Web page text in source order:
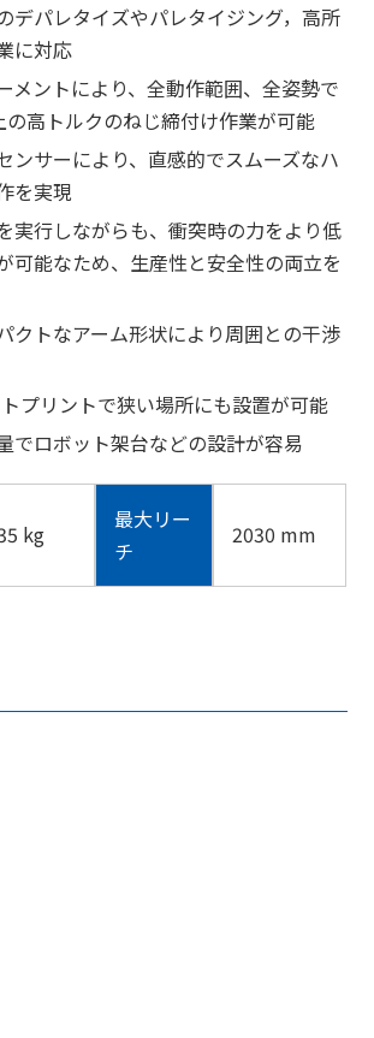
デパレタイズやパレタイジング，高所
に対応
メントにより、全動作範囲、全姿勢で
高トルクのねじ締付け作業が可能
ンサーにより、直感的でスムーズなハ
を実現
実行しながらも、衝突時の力をより低
可能なため、生産性と安全性の両立を
クトなアーム形状により周囲との干渉
プリントで狭い場所にも設置が可能
でロボット架台などの設計が容易
kg
最大リー
チ
2030 mm